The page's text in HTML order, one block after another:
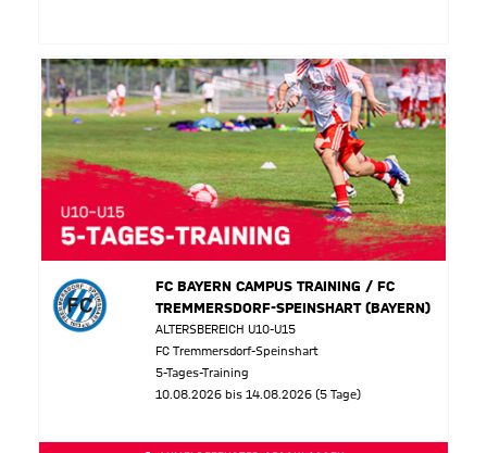
FC BAYERN CAMPUS TRAINING / FC
TREMMERSDORF-SPEINSHART (BAYERN)
ALTERSBEREICH U10-U15
FC Tremmersdorf-Speinshart
5-Tages-Training
10.08.2026 bis 14.08.2026 (5 Tage)